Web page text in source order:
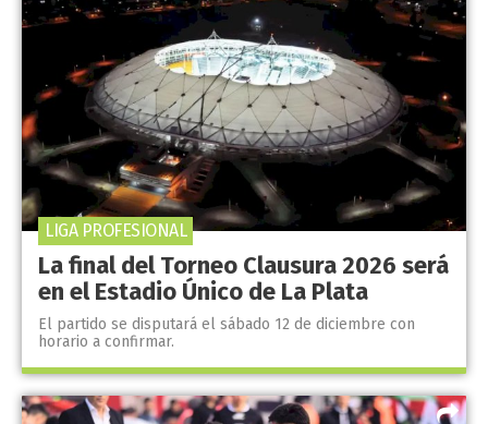
La final del Torneo Clausura 2026 será
en el Estadio Único de La Plata
El partido se disputará el sábado 12 de diciembre con
horario a confirmar.
LIGA PROFESIONAL